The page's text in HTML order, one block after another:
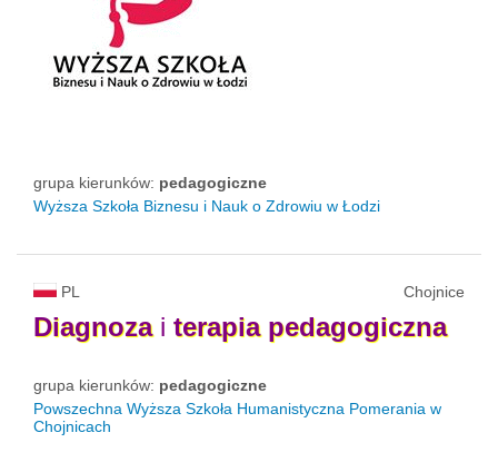
grupa kierunków: pedagogiczne
Wyższa Szkoła Biznesu i Nauk o Zdrowiu w Łodzi
PL Chojnice
Diagnozai terapia pedagogiczna
grupa kierunków: pedagogiczne
Powszechna Wyższa Szkoła Humanistyczna Pomerania w
Chojnicach